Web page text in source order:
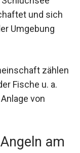
und sich
Umgebung
zählen
Fische u. a.
von
am